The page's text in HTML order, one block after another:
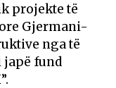
projekte të
Gjermani-
nga të
japë fund